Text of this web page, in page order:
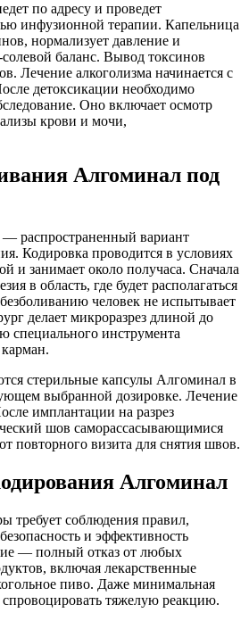
по адресу и проведет
инфузионной терапии. Капельница
нормализует давление и
солевой баланс. Вывод токсинов
Лечение алкоголизма начинается с
детоксикации необходимо
Оно включает осмотр
крови и мочи,
Алгоминал под
распространенный вариант
Кодировка проводится в условиях
и занимает около получаса. Сначала
в область, где будет располагаться
человек не испытывает
делает микроразрез длиной до
специального инструмента
стерильные капсулы Алгоминал в
выбранной дозировке. Лечение
имплантации на разрез
шов саморассасывающимися
повторного визита для снятия швов.
Алгоминал
требует соблюдения правил,
и эффективность
— полный отказ от любых
включая лекарственные
пиво. Даже минимальная
спровоцировать тяжелую реакцию.